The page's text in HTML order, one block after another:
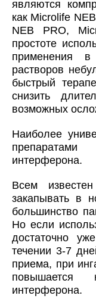
являются
как Microlife
NEB PRO,
простоте
применения
растворов
быстрый
снизить
возможных
Наиболее
интерферона.
Всем
закапывать в
большинство
Но если
достаточно
течении 3-7
приема, при
повышается
интерферона.